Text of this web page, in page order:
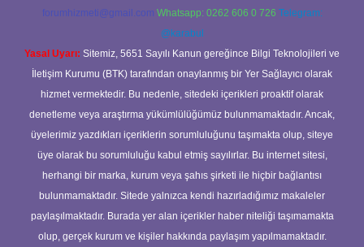
forumhizmeti@gmail.com Whatsapp: 0262 606 0 726 Telegram:
@karabul
Yasal Uyarı: Sitemiz, 5651 Sayılı Kanun gereğince Bilgi Teknolojileri ve
İletişim Kurumu (BTK) tarafından onaylanmış bir Yer Sağlayıcı olarak
hizmet vermektedir. Bu nedenle, sitedeki içerikleri proaktif olarak
denetleme veya araştırma yükümlülüğümüz bulunmamaktadır. Ancak,
üyelerimiz yazdıkları içeriklerin sorumluluğunu taşımakta olup, siteye
üye olarak bu sorumluluğu kabul etmiş sayılırlar. Bu internet sitesi,
herhangi bir marka, kurum veya şahıs şirketi ile hiçbir bağlantısı
bulunmamaktadır. Sitede yalnızca kendi hazırladığımız makaleler
paylaşılmaktadır. Burada yer alan içerikler haber niteliği taşımamakta
olup, gerçek kurum ve kişiler hakkında paylaşım yapılmamaktadır.